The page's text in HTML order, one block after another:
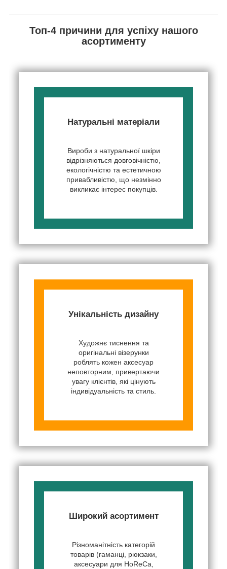
Топ-4 причини для успіху нашого
асортименту
Натуральні матеріали
Вироби з натуральної шкіри
відрізняються довговічністю,
екологічністю та естетичною
привабливістю, що незмінно
викликає інтерес покупців.
Унікальність дизайну
Художнє тиснення та
оригінальні візерунки
роблять кожен аксесуар
неповторним, привертаючи
увагу клієнтів, які цінують
індивідуальність та стиль.
Широкий асортимент
Різноманітність категорій
товарів (гаманці, рюкзаки,
аксесуари для HoReCa,